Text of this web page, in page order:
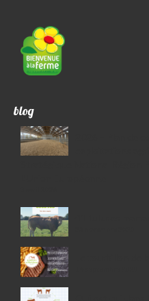
blog